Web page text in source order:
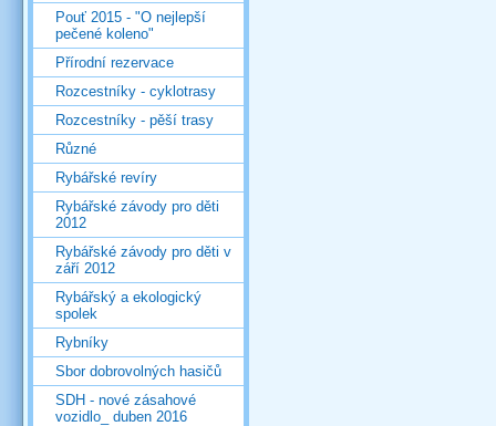
Pouť 2015 - "O nejlepší
pečené koleno"
Přírodní rezervace
Rozcestníky - cyklotrasy
Rozcestníky - pěší trasy
Různé
Rybářské revíry
Rybářské závody pro děti
2012
Rybářské závody pro děti v
září 2012
Rybářský a ekologický
spolek
Rybníky
Sbor dobrovolných hasičů
SDH - nové zásahové
vozidlo_ duben 2016